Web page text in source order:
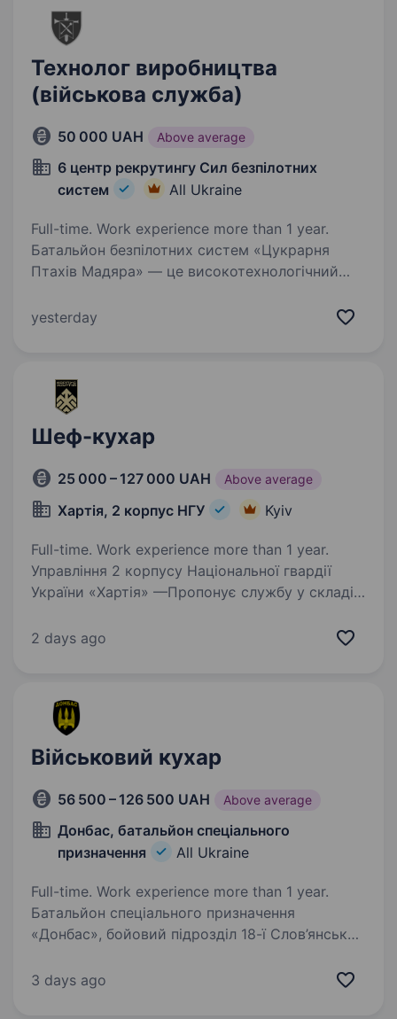
Технолог виробництва
(військова служба)
50 000 UAH Above average
6 центр рекрутингу Сил безпілотних
систем
All Ukraine
Full-time. Work experience more than 1 year.
Батальйон безпілотних систем «Цукрарня
Птахів Мадяра» — це високотехнологічний
безпілотних систем «Птахи Мадяра», який
yesterday
Шеф-кухар
25 000 – 127 000 UAH Above average
Хартія, 2 корпус НГУ Kyiv
Full-time. Work experience more than 1 year.
Управління 2 корпусу Національної гвардії
України «Хартія» —Пропонує службу у складі
підрозділу з якісним навчанням, підготовкою,
2 days ago
Військовий кухар
56 500 – 126 500 UAH Above average
Донбас, батальйон спеціального
призначення
All Ukraine
Full-time. Work experience more than 1 year.
Батальйон спеціального призначення
«Донбас», бойовий підрозділ 18-ї Слов’янської
що стоїть на захисті нашої країни з 2014 року.
3 days ago